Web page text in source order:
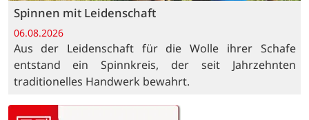
Spinnen mit Leidenschaft
06.08.2026
Aus der Leidenschaft für die Wolle ihrer Schafe
entstand ein Spinnkreis, der seit Jahrzehnten
traditionelles Handwerk bewahrt.